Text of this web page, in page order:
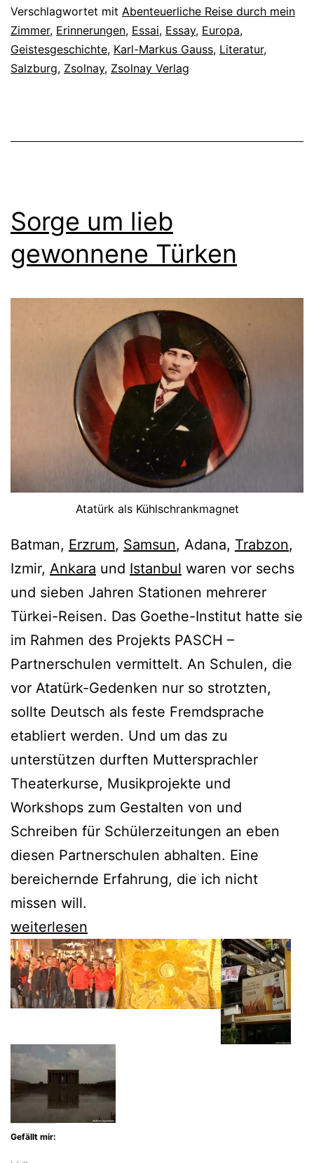
Verschlagwortet mit Abenteuerliche Reise durch mein
Zimmer, Erinnerungen, Essai, Essay, Europa,
Geistesgeschichte, Karl-Markus Gauss, Literatur,
Salzburg, Zsolnay, Zsolnay Verlag
Sorge um lieb
gewonnene Türken
Atatürk als Kühlschrankmagnet
Batman, Erzrum, Samsun, Adana, Trabzon,
Izmir, Ankara und Istanbul waren vor sechs
und sieben Jahren Stationen mehrerer
Türkei-Reisen. Das Goethe-Institut hatte sie
im Rahmen des Projekts PASCH –
Partnerschulen vermittelt. An Schulen, die
vor Atatürk-Gedenken nur so strotzten,
sollte Deutsch als feste Fremdsprache
etabliert werden. Und um das zu
unterstützen durften Muttersprachler
Theaterkurse, Musikprojekte und
Workshops zum Gestalten von und
Schreiben für Schülerzeitungen an eben
diesen Partnerschulen abhalten. Eine
bereichernde Erfahrung, die ich nicht
missen will.
Sorge
um
lieb
gewonnene
weiterlesen
Gefällt mir: